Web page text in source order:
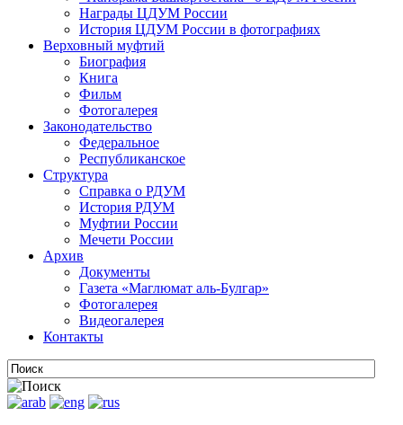
Награды ЦДУМ России
История ЦДУМ России в фотографиях
Верховный муфтий
Биография
Книга
Фильм
Фотогалерея
Законодательство
Федеральное
Республиканское
Структура
Справка о РДУМ
История РДУМ
Муфтии России
Мечети России
Архив
Документы
Газета «Маглюмат аль-Булгар»
Фотогалерея
Видеогалерея
Контакты